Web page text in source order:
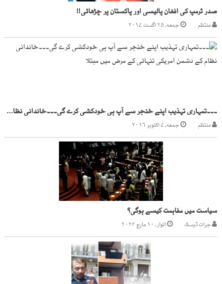
صدر ٹرمپ کی افغان پالیسی اور پاکستان پر چڑھائی!!
منتظم جمعه, ۲۵ اگست ۲۰۱۷
۔۔۔تمہاری تہذیب اپنے خنجر سے آپ ہی خودکشی کرے گی۔۔۔خاندانی نظام کے دشمن امریکی تنہائی کے مرض میں مبتلا
منتظم جمعه, ۷ اکتوبر ۲۰۱۶
سیاست میں مفاہمت کیسے ہوگی؟
جرات ڈیسک اتوار, ۱۰ مارچ ۲۰۲۴